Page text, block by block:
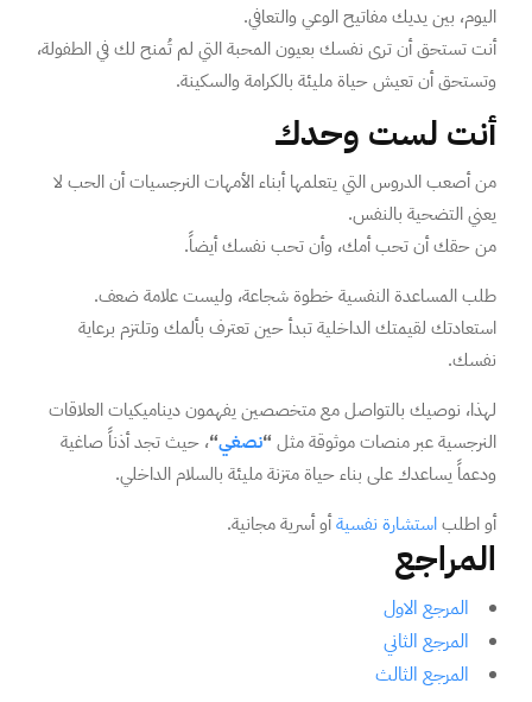
اليوم، بين يديك مفاتيح الوعي والتعافي.
أنت تستحق أن ترى نفسك بعيون المحبة التي لم تُمنح لك في الطفولة،
وتستحق أن تعيش حياة مليئة بالكرامة والسكينة.
أنت لست وحدك
من أصعب الدروس التي يتعلمها أبناء الأمهات النرجسيات أن الحب لا
يعني التضحية بالنفس.
من حقك أن تحب أمك، وأن تحب نفسك أيضاً.
طلب المساعدة النفسية خطوة شجاعة، وليست علامة ضعف.
استعادتك لقيمتك الداخلية تبدأ حين تعترف بألمك وتلتزم برعاية
نفسك.
لهذا، نوصيك بالتواصل مع متخصصين يفهمون ديناميكيات العلاقات
النرجسية عبر منصات موثوقة مثل “نصغي“، حيث تجد أذناً صاغية
ودعماً يساعدك على بناء حياة متزنة مليئة بالسلام الداخلي.
أو اطلباستشارة نفسيةأو أسرية مجانية.
المراجع
المرجع الاول
المرجع الثاني
المرجع الثالث